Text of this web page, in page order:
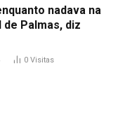
nadava na
Palmas, diz
0 Visitas